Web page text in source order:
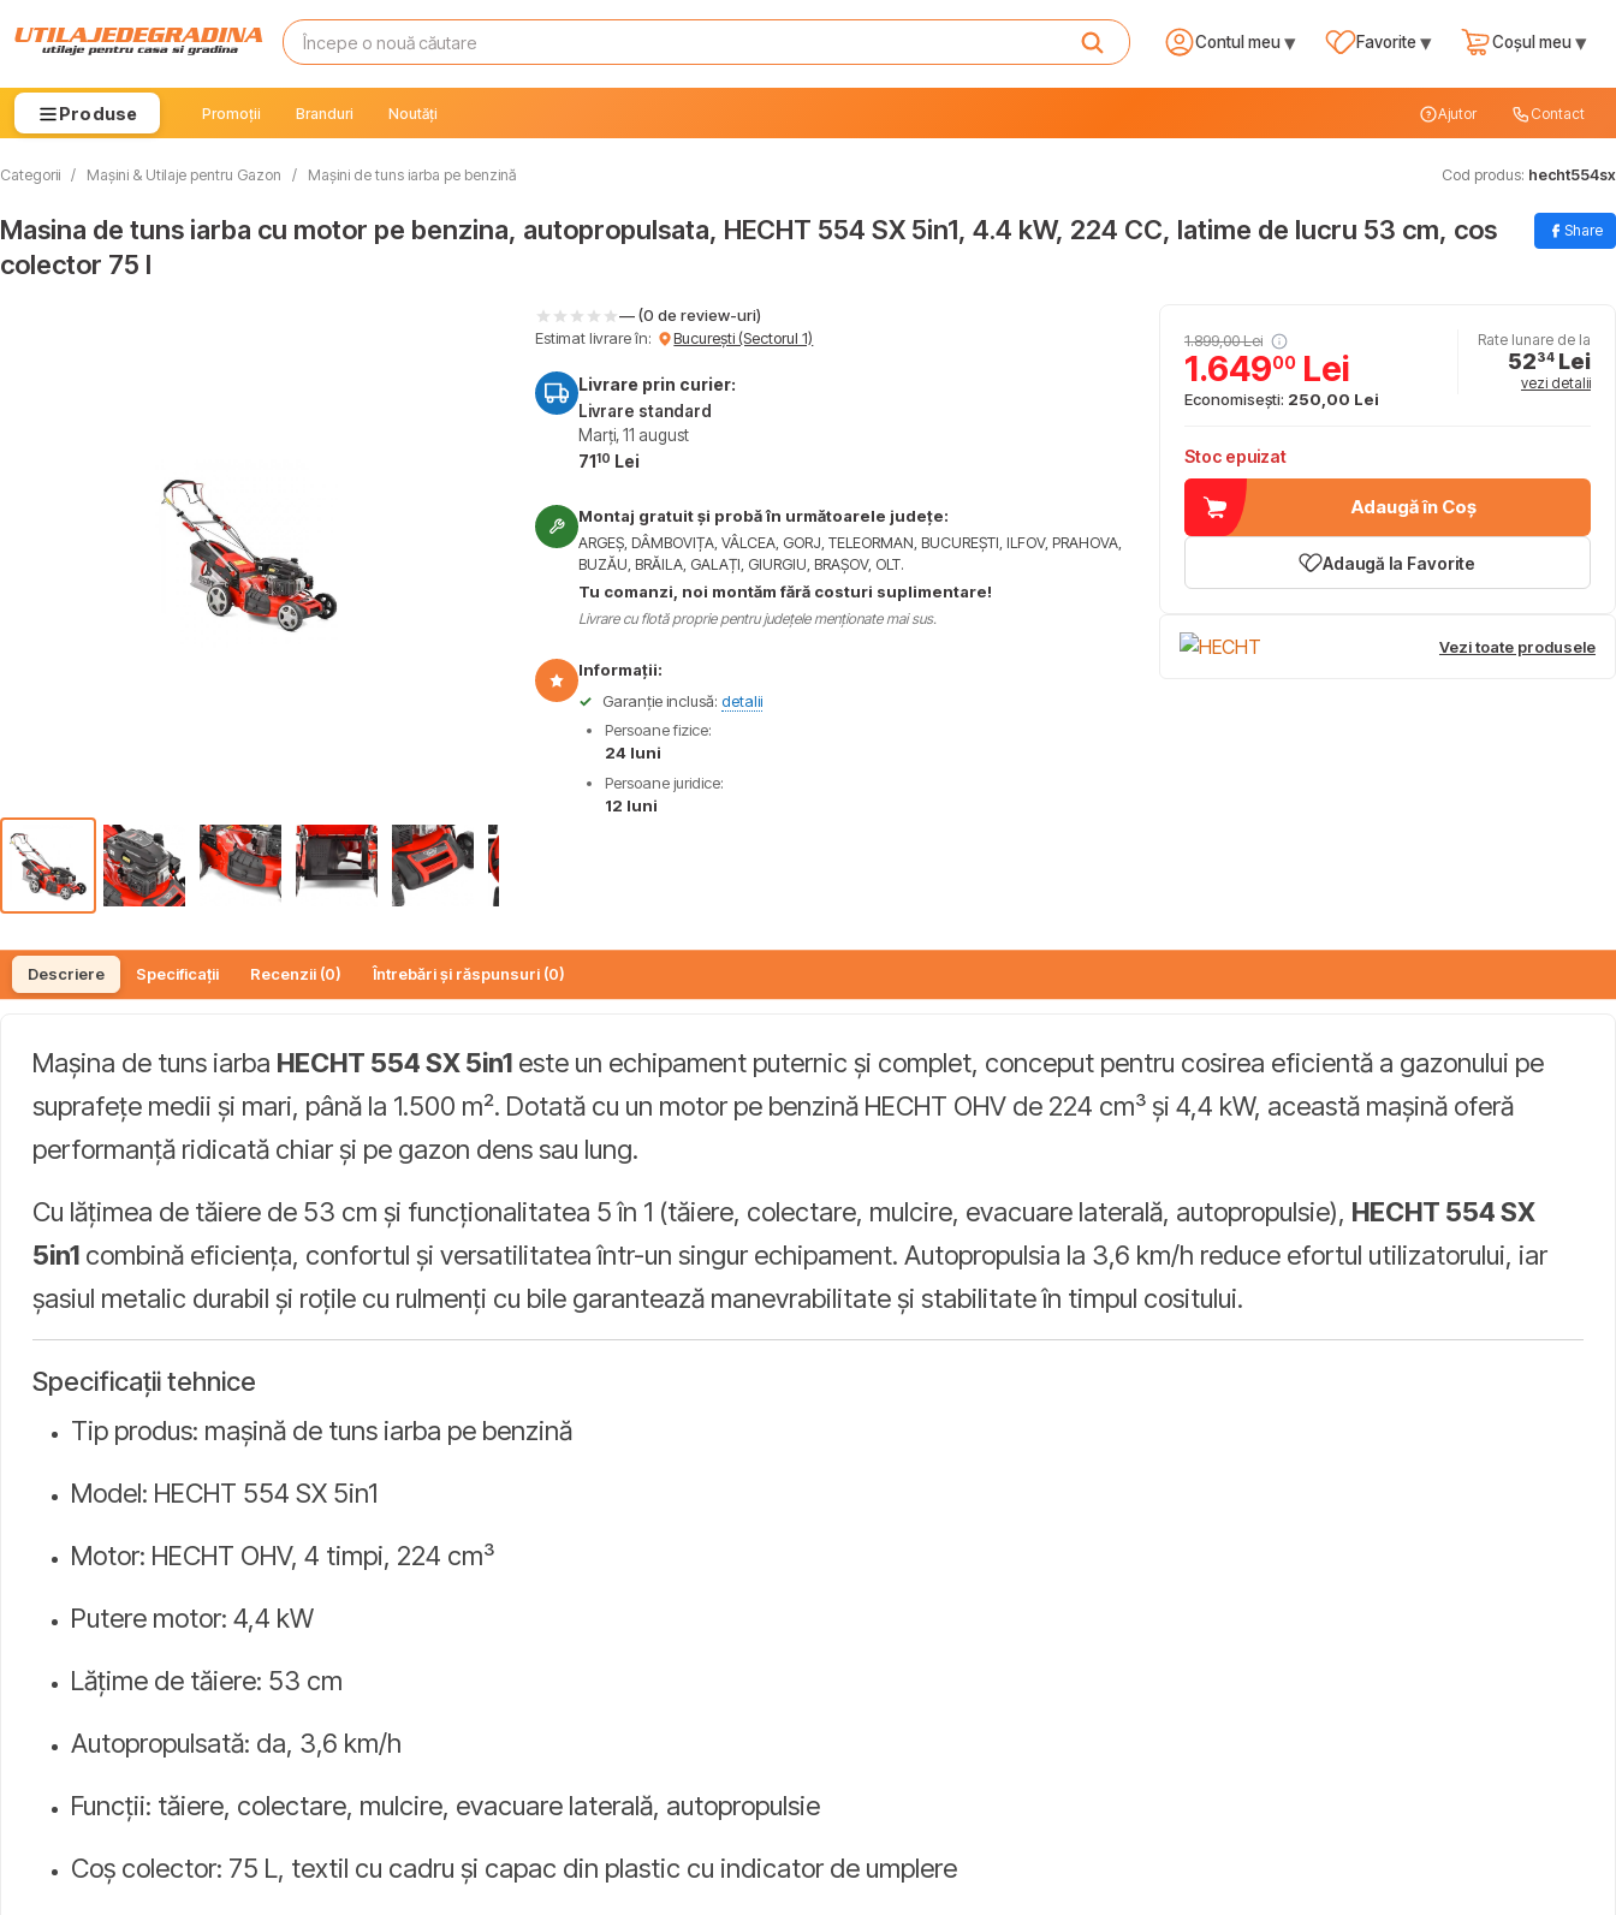
Contul meu▾ Favorite ▾ Coșul meu▾
Produse Promoții Branduri Noutăți Ajutor Contact
Categorii / Mașini & Utilaje pentru Gazon / Mașini de tuns iarba pe benzină Cod produs: hecht554sx
Masina de tuns iarba cu motor pe benzina, autopropulsata, HECHT 554 SX 5in1, 4.4 kW, 224 CC, latime de lucru 53 cm, cos
colector 75 l
Share
— (0 de review-uri)
Estimat livrare în:
București (Sectorul 1)
Livrare prin curier:
Livrare standard
Marți, 11 august
7110 Lei
Montaj gratuit și probă în următoarele județe:
ARGEȘ, DÂMBOVIȚA, VÂLCEA, GORJ, TELEORMAN, BUCUREȘTI, ILFOV, PRAHOVA,
BUZĂU, BRĂILA, GALAȚI, GIURGIU, BRAȘOV, OLT.
Tu comanzi, noi montăm fără costuri suplimentare!
Livrare cu flotă proprie pentru județele menționate mai sus.
Informații:
✓
Garanție inclusă:detalii
Persoane fizice:
24 luni
Persoane juridice:
12 luni
1.899,00 Lei
1.64900Lei
Economisești: 250,00 Lei
Rate lunare de la
5234Lei
vezi detalii
Stoc epuizat
Adaugă în Coș
Adaugă la Favorite
Vezi toate produsele
Descriere Specificații Recenzii (0) Întrebări și răspunsuri (0)
Mașina de tuns iarba HECHT 554 SX 5in1 este un echipament puternic și complet, conceput pentru cosirea eficientă a gazonului pe
suprafețe medii și mari, până la 1.500 m². Dotată cu un motor pe benzină HECHT OHV de 224 cm³ și 4,4 kW, această mașină oferă
performanță ridicată chiar și pe gazon dens sau lung.
Cu lățimea de tăiere de 53 cm și funcționalitatea 5 în 1 (tăiere, colectare, mulcire, evacuare laterală, autopropulsie), HECHT 554 SX
5in1 combină eficiența, confortul și versatilitatea într-un singur echipament. Autopropulsia la 3,6 km/h reduce efortul utilizatorului, iar
șasiul metalic durabil și roțile cu rulmenți cu bile garantează manevrabilitate și stabilitate în timpul cositului.
Specificații tehnice
Tip produs: mașină de tuns iarba pe benzină
Model: HECHT 554 SX 5in1
Motor: HECHT OHV, 4 timpi, 224 cm³
Putere motor: 4,4 kW
Lățime de tăiere: 53 cm
Autopropulsată: da, 3,6 km/h
Funcții: tăiere, colectare, mulcire, evacuare laterală, autopropulsie
Coș colector: 75 L, textil cu cadru și capac din plastic cu indicator de umplere